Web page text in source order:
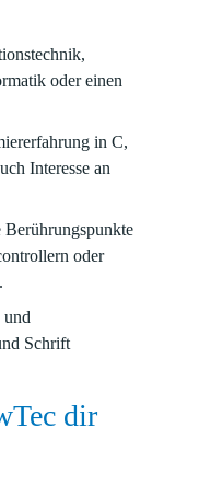
oder einen
in C,
Interesse an
Berührungspunkte
oder
und
Schrift
dir